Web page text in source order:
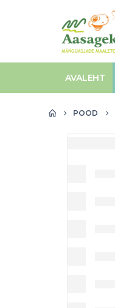
AVALEHT
POOD